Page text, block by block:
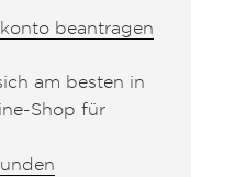
beantragen
am besten in
Shop für